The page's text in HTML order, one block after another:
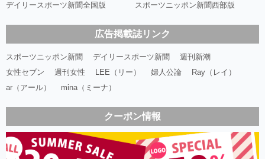
デイリースポーツ新聞全国版
スポーツニッポン新聞西部版
広告掲載誌リンク
スポーツニッポン新聞 デイリースポーツ新聞
週刊新潮
女性セブン
週刊女性 LEE（リー） 婦人公論
Ray（レイ）
ar（アール）
mina（ミーナ）
クーポン情報